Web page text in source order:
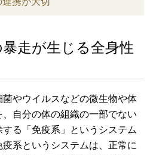
走が生じる全身性
やウイルスなどの微生物や体
自分の体の組織の一部でない
る「免疫系」というシステム
系というシステムは、正常に